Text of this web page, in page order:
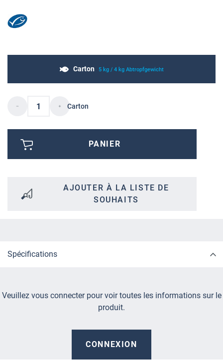
Carton 5 kg / 4 kg Abtropfgewicht
Carton
PANIER
AJOUTER À LA LISTE DE
SOUHAITS
Spécifications
Veuillez vous connecter pour voir toutes les informations sur le
produit.
CONNEXION